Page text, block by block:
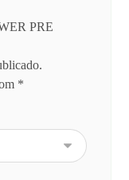
PRE
*